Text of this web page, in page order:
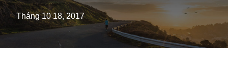
Tháng 10 18, 2017